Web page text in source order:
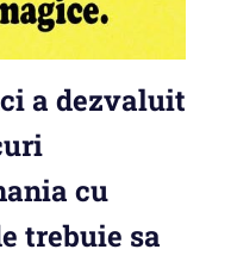
a dezvaluit
cu
trebuie sa